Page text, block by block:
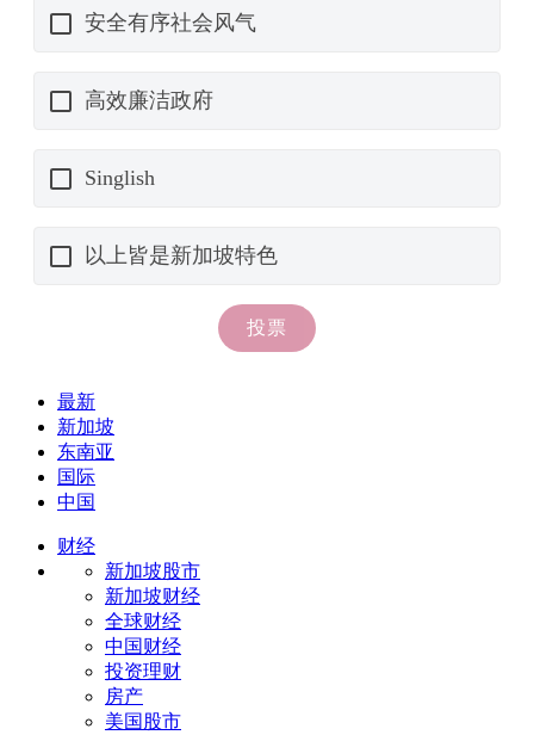
最新
新加坡
东南亚
国际
中国
财经
新加坡股市
新加坡财经
全球财经
中国财经
投资理财
房产
美国股市